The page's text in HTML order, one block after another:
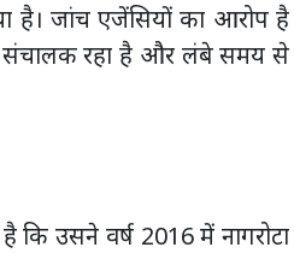
है। जांच एजेंसियों का आरोप है
संचालक रहा है और लंबे समय से
उसने वर्ष 2016 में नागरोटा